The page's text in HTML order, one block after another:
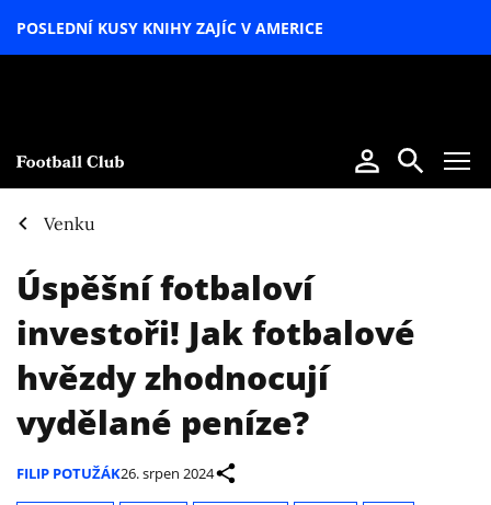
POSLEDNÍ KUSY KNIHY ZAJÍC V AMERICE
Venku
Úspěšní fotbaloví
investoři! Jak fotbalové
hvězdy zhodnocují
vydělané peníze?
FILIP POTUŽÁK26. srpen 2024